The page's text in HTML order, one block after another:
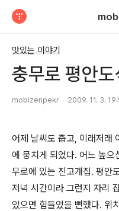
맛있는 이야기
충무로 평안
mobizenpekr 2009. 11. 3.
어제 날씨도 춥고, 이래저래
에 뭉치게 되었다. 어느 높
무로에 있는 진고개집. 평안
저녁 시간이라 그런지 자리
았으면 힘들었을 뻔했다. 위